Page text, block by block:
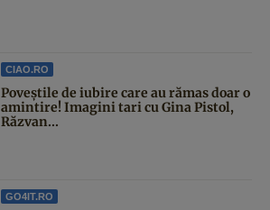
CIAO.RO
Poveştile de iubire care au rămas doar o
amintire! Imagini tari cu Gina Pistol,
Răzvan...
GO4IT.RO